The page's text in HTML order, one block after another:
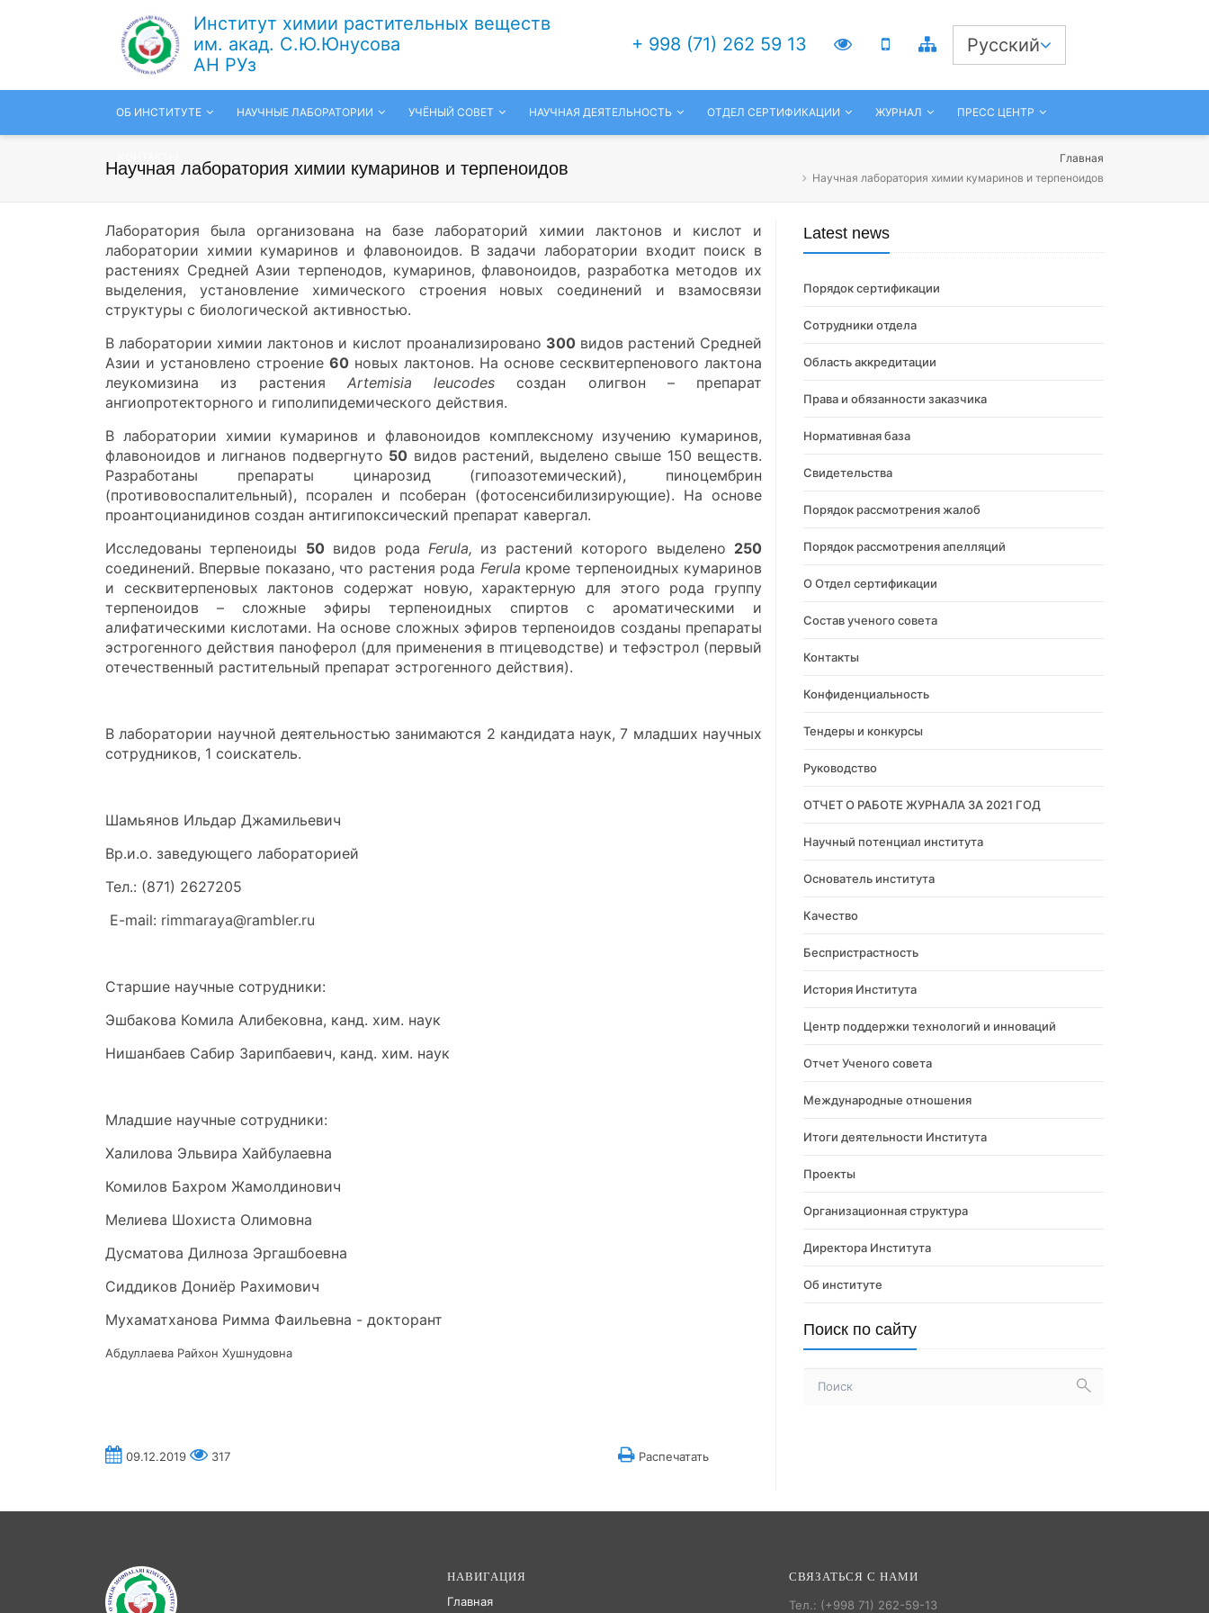
Институт химии растительных веществ
им. акад. С.Ю.Юнусова
АН РУз
+ 998 (71) 262 59 13 Русский
ОБ ИНСТИТУТЕ НАУЧНЫЕ ЛАБОРАТОРИИ УЧЁНЫЙ СОВЕТ НАУЧНАЯ ДЕЯТЕЛЬНОСТЬ ОТДЕЛ СЕРТИФИКАЦИИ ЖУРНАЛ ПРЕСС ЦЕНТР
Научная лаборатория химии кумаринов и терпеноидов
Главная
Научная лаборатория химии кумаринов и терпеноидов
Лаборатория была организована на базе лабораторий химии лактонов и кислот и
лаборатории химии кумаринов и флавоноидов. В задачи лаборатории входит поиск в
растениях Средней Азии терпенодов, кумаринов, флавоноидов, разработка методов их
выделения, установление химического строения новых соединений и взамосвязи
структуры с биологической активностью.
В лаборатории химии лактонов и кислот проанализировано 300видов растений Средней
Азии и установлено строение 60 новых лактонов. На основе сесквитерпенового лактона
леукомизина из растения Artemisia leucodes создан олигвон – препарат
ангиопротекторного и гиполипидемического действия.
В лаборатории химии кумаринов и флавоноидов комплексному изучению кумаринов,
флавоноидов и лигнанов подвергнуто 50 видов растений, выделено свыше 150 веществ.
Разработаны препараты цинарозид (гипоазотемический), пиноцембрин
(противовоспалительный), псорален и псоберан (фотосенсибилизирующие). На основе
проантоцианидинов создан антигипоксический препарат кавергал.
Исследованы терпеноиды 50видов родаFerula, из растений которого выделено 250
соединений. Впервые показано, что растения рода Ferula кроме терпеноидных кумаринов
и сесквитерпеновых лактонов содержат новую, характерную для этого рода группу
терпеноидов – сложные эфиры терпеноидных спиртов с ароматическими и
алифатическими кислотами. На основе сложных эфиров терпеноидов созданы препараты
эстрогенного действия паноферол (для применения в птицеводстве) и тефэстрол (первый
отечественный растительный препарат эстрогенного действия).
В лаборатории научной деятельностью занимаются 2 кандидата наук, 7 младших научных
сотрудников, 1 соискатель.
Шамьянов Ильдар Джамильевич
Вр.и.о. заведующего лабораторией
Тел.: (871) 2627205
E-mail: rimmaraya@rambler.ru
Старшие научные сотрудники:
Эшбакова Комила Алибековна, канд. хим. наук
Нишанбаев Сабир Зарипбаевич, канд. хим. наук
Младшие научные сотрудники:
Халилова Эльвира Хайбулаевна
Комилов Бахром Жамолдинович
Мелиева Шохиста Олимовна
Дусматова Дилноза Эргашбоевна
Сиддиков Дониёр Рахимович
Мухаматханова Римма Фаильевна - докторант
Абдуллаева Райхон Хушнудовна
Latest news
Порядок сертификации
Сотрудники отдела
Область аккредитации
Права и обязанности заказчика
Нормативная база
Свидетельства
Порядок рассмотрения жалоб
Порядок рассмотрения апелляций
О Отдел сертификации
Состав ученого совета
Контакты
Конфиденциальность
Тендеры и конкурсы
Руководство
ОТЧЕТ О РАБОТЕ ЖУРНАЛА ЗА 2021 ГОД
Научный потенциал института
Основатель института
Качество
Беспристрастность
История Института
Центр поддержки технологий и инноваций
Отчет Ученого совета
Международные отношения
Итоги деятельности Института
Проекты
Организационная структура
Директора Института
Об институте
Поиск по сайту
09.12.2019 317 Распечатать
НАВИГАЦИЯ
Главная
СВЯЗАТЬСЯ С НАМИ
Тел.: (+998 71) 262-59-13